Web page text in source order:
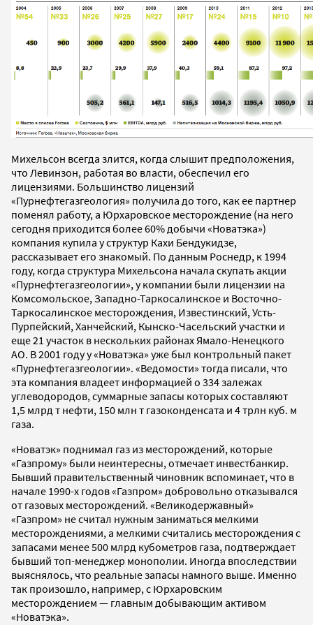
Михельсон всегда злится, когда слышит предположения,
что Левинзон, работая во власти, обеспечил его
лицензиями. Большинство лицензий
«Пурнефтегазгеология» получила до того, как ее партнер
поменял работу, а Юрхаровское месторождение (на него
сегодня приходится более 60% добычи «Новатэка»)
компания купила у структур Кахи Бендукидзе,
рассказывает его знакомый. По данным Роснедр, к 1994
году, когда структура Михельсона начала скупать акции
«Пурнефтегазгеологии», у компании были лицензии на
Комсомольское, Западно-Таркосалинское и Восточно-
Таркосалинское месторождения, Известинский, Усть-
Пурпейский, Ханчейский, Кынско-Часельский участки и
еще 21 участок в нескольких районах Ямало-Ненецкого
АО. В 2001 году у «Новатэка» уже был контрольный пакет
«Пурнефтегазгеологии». «Ведомости» тогда писали, что
эта компания владеет информацией о 334 залежах
углеводородов, суммарные запасы которых составляют
1,5 млрд т нефти, 150 млн т газоконденсата и 4 трлн куб. м
газа.
«Новатэк» поднимал газ из месторождений, которые
«Газпрому» были неинтересны, отмечает инвестбанкир.
Бывший правительственный чиновник вспоминает, что в
начале 1990-х годов «Газпром» добровольно отказывался
от газовых месторождений. «Великодержавный»
«Газпром» не считал нужным заниматься мелкими
месторождениями, а мелкими считались месторождения с
запасами менее 500 млрд кубометров газа, подтверждает
бывший топ-менеджер монополии. Иногда впоследствии
выяснялось, что реальные запасы намного выше. Именно
так произошло, например, с Юрхаровским
месторождением — главным добывающим активом
«Новатэка».